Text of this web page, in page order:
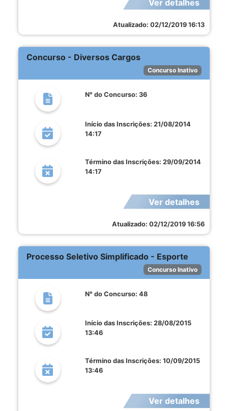
Ver detalhes
Atualizado: 02/12/2019 16:13
Concurso - Diversos Cargos
Concurso Inativo
N° do Concurso: 36
Início das Inscrições: 21/08/2014
14:17
Término das Inscrições: 29/09/2014
14:17
Ver detalhes
Atualizado: 02/12/2019 16:56
Processo Seletivo Simplificado - Esporte
Concurso Inativo
N° do Concurso: 48
Início das Inscrições: 28/08/2015
13:46
Término das Inscrições: 10/09/2015
13:46
Ver detalhes